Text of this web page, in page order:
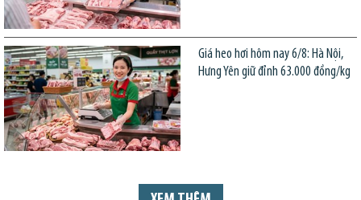
Giá heo hơi hôm nay 6/8: Hà Nội,
Hưng Yên giữ đỉnh 63.000 đồng/kg